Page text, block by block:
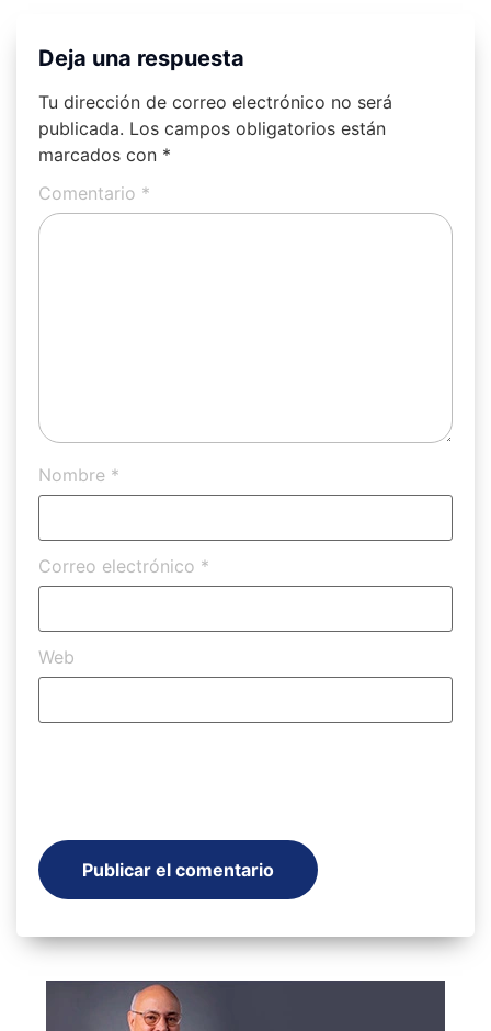
Deja una respuesta
Tu dirección de correo electrónico no será
publicada. Los campos obligatorios están
marcados con *
Comentario *
Nombre *
Correo electrónico *
Web